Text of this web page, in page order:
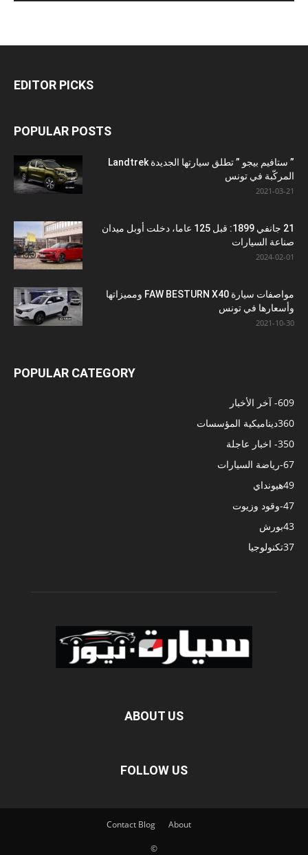
EDITOR PICKS
POPULAR POSTS
” ستافيم بيجو ” تطلق سيارتها الجديدة Landtrek
المركّبة في تونس
2021-03-21
21 جانفي 1899: قبل 125 عاما، دخلت أوبل ميدان
صناعة السيارات
2024-02-01
مواصفات سيارة FAW BESTURN X40 ومميزاتها
وأسعارها في تونس
2021-10-30
POPULAR CATEGORY
- آخر الأخبار609
ديناميكية المؤسسات360
- اخبار عاجلة350
-رياضة السيارات67
هيونداي49
-وقود وزيوت47
بورش43
تكنولوجيا37
ABOUT US
FOLLOW US
About
Blog
Contact
©